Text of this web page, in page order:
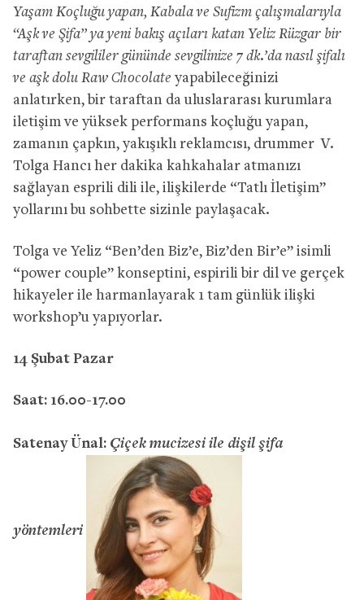
Yaşam Koçluğu yapan, Kabala ve Sufizm çalışmalarıyla
“Aşk ve Şifa” ya yeni bakış açıları katan Yeliz Rüzgar bir
taraftan sevgililer gününde sevgilinize 7 dk.’da nasıl şifalı
ve aşk dolu Raw Chocolate yapabileceğinizi
anlatırken, bir taraftan da uluslararası kurumlara
iletişim ve yüksek performans koçluğu yapan,
zamanın çapkın, yakışıklı reklamcısı, drummer V.
Tolga Hancı her dakika kahkahalar atmanızı
sağlayan esprili dili ile, ilişkilerde “Tatlı İletişim”
yollarını bu sohbette sizinle paylaşacak.
Tolga ve Yeliz “Ben’den Biz’e, Biz’den Bir’e” isimli
“power couple” konseptini, espirili bir dil ve gerçek
hikayeler ile harmanlayarak 1 tam günlük ilişki
workshop’u yapıyorlar.
14 Şubat Pazar
Saat: 16.00-17.00
Satenay Ünal: Çiçek mucizesi ile dişil şifa
yöntemleri